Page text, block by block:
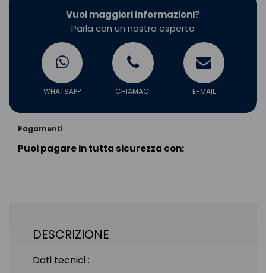
Vuoi maggiori informazioni?
Parla con un nostro esperto
WHATSAPP CHIAMACI E-MAIL
Pagamenti
Puoi pagare in tutta sicurezza con:
DESCRIZIONE
Dati tecnici :